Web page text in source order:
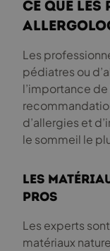
Ce que
Les
pédiatres ou
l’importance
d’allergies et
le sommeil le
Les
pros
Les experts
matériaux